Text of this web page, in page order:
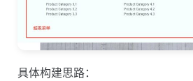
具体构建思路：